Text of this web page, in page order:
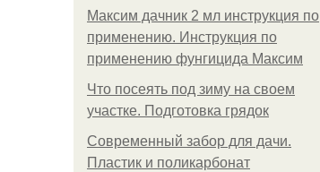
Максим дачник 2 мл инструкция по
применению. Инструкция по
применению фунгицида Максим
Что посеять под зиму на своем
участке. Подготовка грядок
Современный забор для дачи.
Пластик и поликарбонат